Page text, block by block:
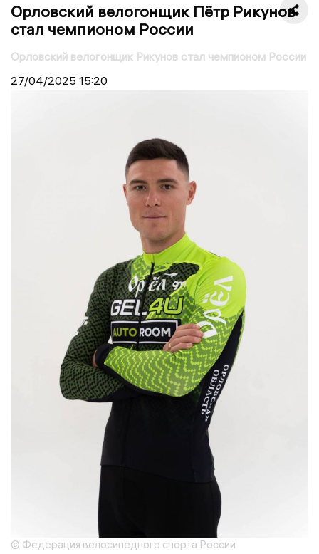
Орловский велогонщик Пётр Рикунов
стал чемпионом России
Орловский велогонщик Рикунов стал чемпионом России
27/04/2025 15:20
© Федерация велосипедного спорта России